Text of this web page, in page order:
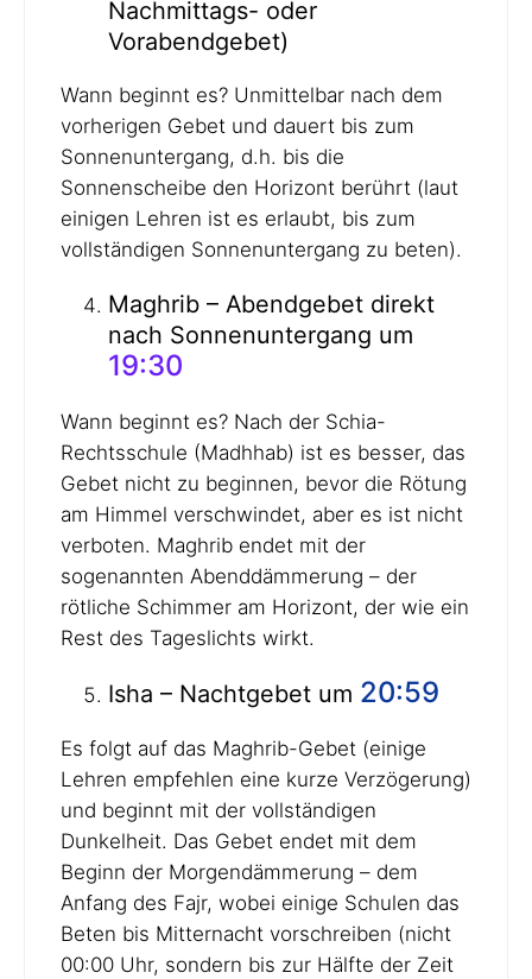
Nachmittags- oder
Vorabendgebet)
Wann beginnt es? Unmittelbar nach dem
vorherigen Gebet und dauert bis zum
Sonnenuntergang, d.h. bis die
Sonnenscheibe den Horizont berührt (laut
einigen Lehren ist es erlaubt, bis zum
vollständigen Sonnenuntergang zu beten).
Maghrib – Abendgebet direkt
nach Sonnenuntergang um
19:30
Wann beginnt es? Nach der Schia-
Rechtsschule (Madhhab) ist es besser, das
Gebet nicht zu beginnen, bevor die Rötung
am Himmel verschwindet, aber es ist nicht
verboten. Maghrib endet mit der
sogenannten Abenddämmerung – der
rötliche Schimmer am Horizont, der wie ein
Rest des Tageslichts wirkt.
Isha – Nachtgebet um 20:59
Es folgt auf das Maghrib-Gebet (einige
Lehren empfehlen eine kurze Verzögerung)
und beginnt mit der vollständigen
Dunkelheit. Das Gebet endet mit dem
Beginn der Morgendämmerung – dem
Anfang des Fajr, wobei einige Schulen das
Beten bis Mitternacht vorschreiben (nicht
00:00 Uhr, sondern bis zur Hälfte der Zeit